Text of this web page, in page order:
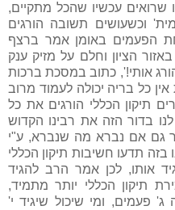
עכשיו שהכל מתקיים,
וכשעושים תשובה הורגים
הפעמים באומן אמר ברצף
הציון וחלם על מזיק ענק
אותי!', כתוב במסכת ברכות
כל בריה יכולה לעמוד מרוב
תיקון הכללי הורגים את כל
בדור הזה את רבינו הקדוש
גם אם נברא מה שנברא, ע"י
בזה תדעו חשיבות תיקון הכללי
אותו, לכן אמר הרב להגיד
תיקון הכללי יותר מתמיד,
פעמים, ומי שיכול שיגיד י'